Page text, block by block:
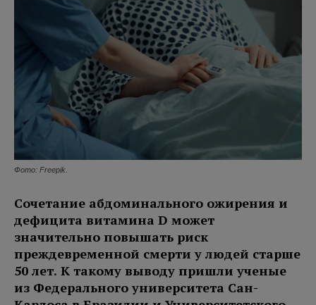
Фото: Freepik.
Сочетание абдоминального ожирения и
дефицита витамина D может
значительно повышать риск
преждевременной смерти у людей старше
50 лет. К такому выводу пришли ученые
из Федерального университета Сан-